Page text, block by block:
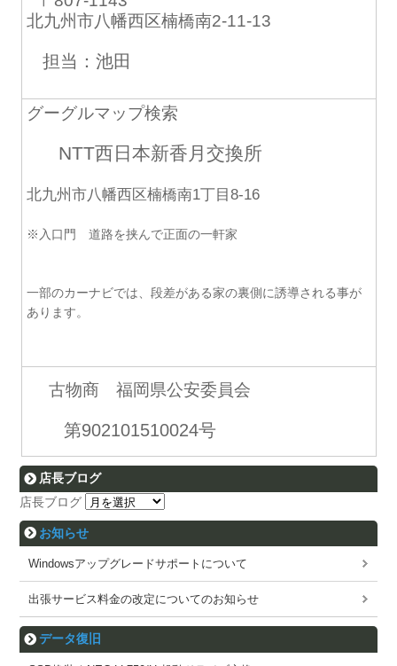
北九州市八幡西区楠橋南2-11-13
担当：池田
グーグルマップ検索
NTT西日本新香月交換所
北九州市八幡西区楠橋南1丁目8-16
※入口門 道路を挟んで正面の一軒家
一部のカーナビでは、段差がある家の裏側に誘導される事が
あります。
古物商 福岡県公安委員会
第902101510024号
店長ブログ
店長ブログ
お知らせ
Windowsアップグレードサポートについて
出張サービス料金の改定についてのお知らせ
データ復旧